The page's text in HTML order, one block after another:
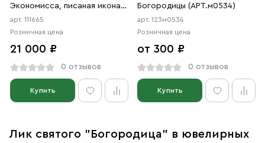
Экономисса, писаная икона
Божией Матери
арт. 111665
Розничная цена
21 000 ₽
0 отзывов
Купить
Богородицы (АРТ.м0534)
арт. 123м0534
Розничная цена
от 300 ₽
0 отзывов
Купить
Лик святого "Богородица" в ювелирных